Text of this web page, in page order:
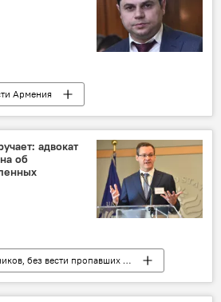
Армения
адвокат
об
Вопрос пленных, заложников, без вести пропавших и погибших в Карабахе
Армения